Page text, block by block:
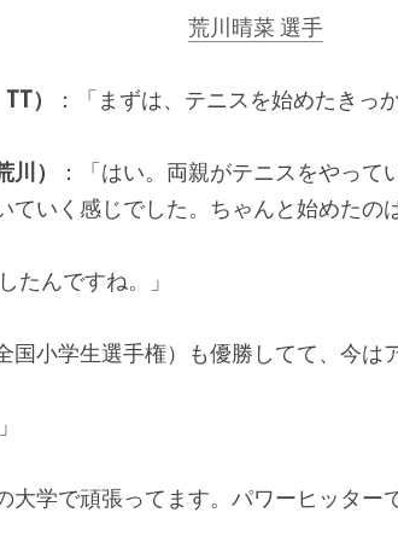
荒川晴菜 選手
） ：「まずは、テニスを始めたきっ
）
：「はい。両親がテニスをやっ
ていく感じでした。ちゃんと始めたの
たんですね。」
国小学生選手権）も優勝してて、今は
大学で頑張ってます。パワーヒッター